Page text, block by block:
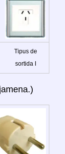
Tipus de
sortida I